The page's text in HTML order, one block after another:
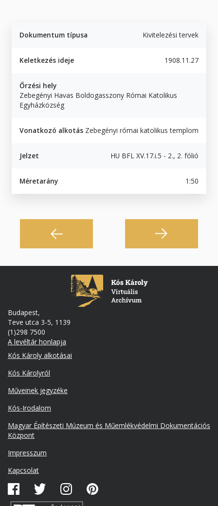
Dokumentum típusa Kivitelezési tervek
Keletkezés ideje 1908.11.27
Őrzési hely
Zebegényi Havas Boldogasszony Római Katolikus
Egyházközség
Vonatkozó alkotás Zebegényi római katolikus templom
Jelzet HU BFL XV.17.i.5 - 2., 2. fólió
Méretarány 1:50
Budapest,
Teve utca 3-5, 1139
(1)298 7500
A levéltár honlapja
Footer
Kós Károly alkotásai
Kós Károlyról
Műveinek jegyzéke
Kós-Irodalom
Lábléc
másodlagos
Magyar Építészeti Múzeum és Műemlékvédelmi Dokumentációs
Központ
Impresszum
Kapcsolat
Közösségi
média